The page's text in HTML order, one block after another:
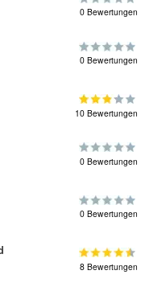
0 Bewertungen
0 Bewertungen
10 Bewertungen
0 Bewertungen
0 Bewertungen
8 Bewertungen